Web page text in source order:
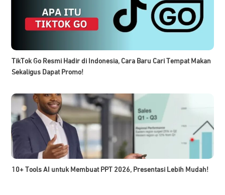
TikTok Go Resmi Hadir di Indonesia, Cara Baru Cari Tempat Makan
Sekaligus Dapat Promo!
10+ Tools AI untuk Membuat PPT 2026, Presentasi Lebih Mudah!